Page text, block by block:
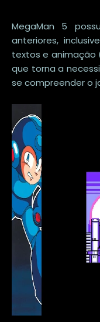
MegaMan 5
anteriores,
textos e animação
que torna a
se compreender o